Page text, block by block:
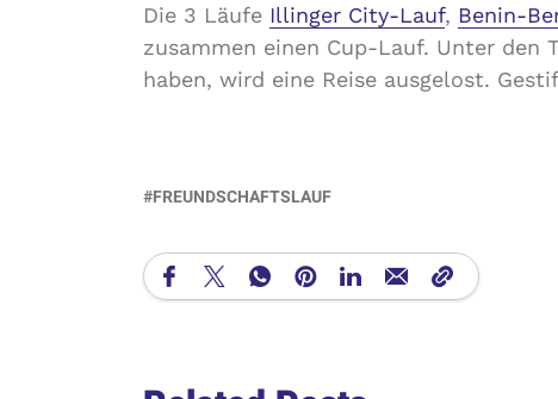
Die 3 Läufe Illinger City-Lauf, Benin-
zusammen einen Cup-Lauf. Unter
haben, wird eine Reise ausgelost.
FREUNDSCHAFTSLAUF